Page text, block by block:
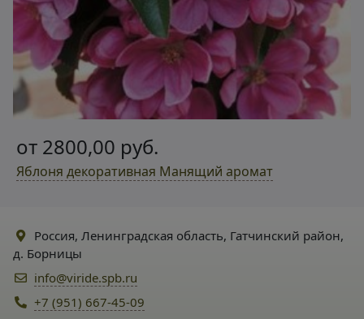
от 2800,00 руб.
Яблоня декоративная Манящий аромат
Россия, Ленинградская область, Гатчинский район,
д. Борницы
info@viride.spb.ru
+7 (951) 667-45-09